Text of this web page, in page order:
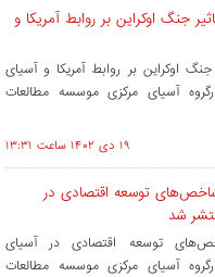
جنگ اوکراین بر روابط آمریکا و
جنگ اوکراین بر روابط آمریکا و آسیای
آسیای مرکزی موسسه مطالعات
۱۹ دی ۱۴۰۲ ساعت ۱۳:۳۱
توسعه اقتصادی در
شد
توسعه اقتصادی در آسیای
آسیای مرکزی موسسه مطالعات